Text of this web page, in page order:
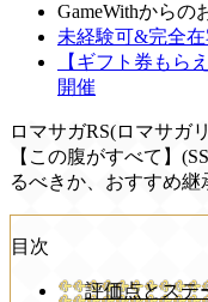
GameWithからの
未経験可&完全
【ギフト券もら
開催
ロマサガRS(ロマサガ
【この腹がすべて】
るべきか、おすすめ継
目次
評価点とステ